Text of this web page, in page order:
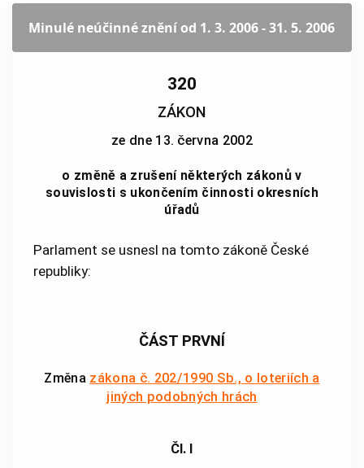
Minulé neúčinné zněníod 1. 3. 2006 - 31. 5. 2006
320
ZÁKON
ze dne 13. června 2002
o změně a zrušení některých zákonů v
souvislosti s ukončením činnosti okresních
úřadů
Parlament se usnesl na tomto zákoně České
republiky:
ČÁST PRVNÍ
Změna zákona č. 202/1990 Sb., o loteriích a
jiných podobných hrách
Čl. I